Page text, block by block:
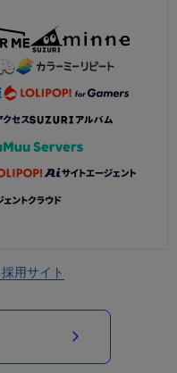
採用サイト